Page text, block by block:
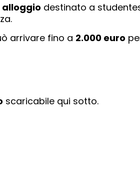
alloggio destinato a
arrivare fino a 2.000 euro
scaricabile qui sotto.